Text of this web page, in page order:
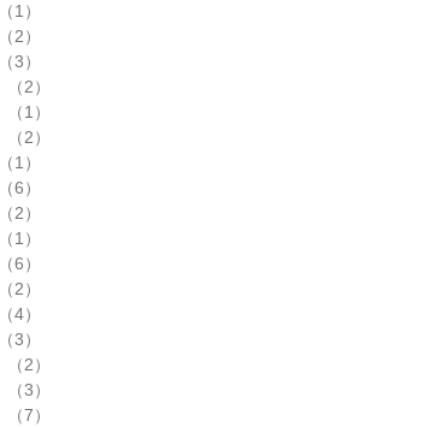
（1）
（2）
（3）
（2）
（1）
（2）
（1）
（6）
（2）
（1）
（6）
（2）
（4）
（3）
（2）
（3）
（7）